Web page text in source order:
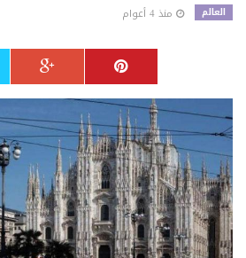
العالم منذ 4 أعوام